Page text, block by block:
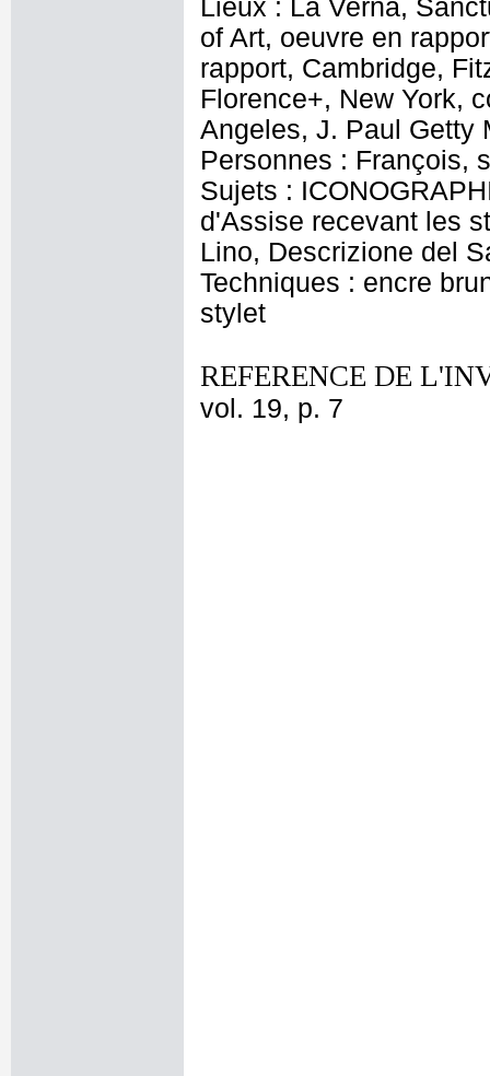
Lieux : La Verna,
of Art, oeuvre en
rapport, Cambridge,
Florence+, New York,
Angeles, J. Paul Getty
Personnes : François,
Sujets :
d'Assise recevant les
Lino, Descrizione del
Techniques : encre
stylet
REFERENCE DE
vol. 19, p. 7